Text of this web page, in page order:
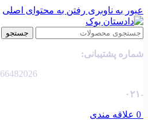
عبور به ناوبری رفتن به محتوای اصلی
جستجو
شماره پشتیبانی:
66482026
-۰۲۱
0 علاقه مندی